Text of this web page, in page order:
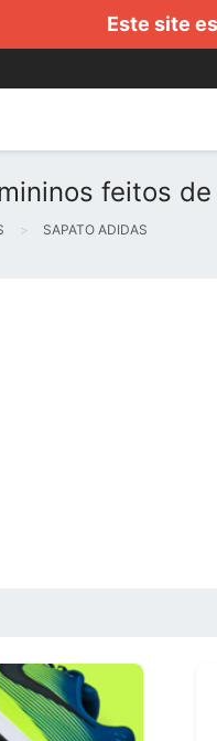
Este site
feitos
SAPATO ADIDAS